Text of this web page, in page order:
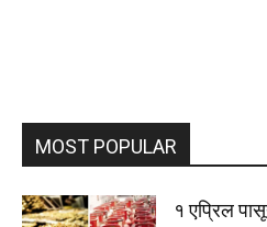
MOST POPULAR
१ एप्रिल